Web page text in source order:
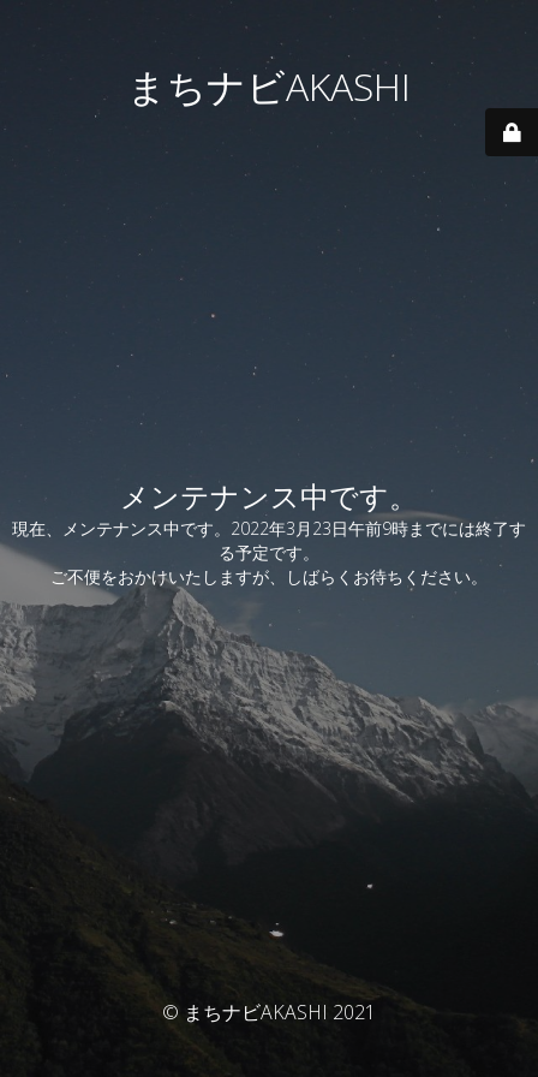
まちナビAKASHI
メンテナンス中です。
現在、メンテナンス中です。2022年3月23日午前9時までには終了す
る予定です。
ご不便をおかけいたしますが、しばらくお待ちください。
© まちナビAKASHI 2021